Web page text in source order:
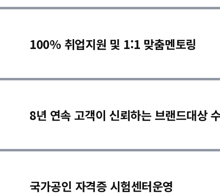
100% 취업지원 및 1:1 맞춤멘토링
8년 연속 고객이 신뢰하는 브랜드대상
국가공인 자격증 시험센터운영